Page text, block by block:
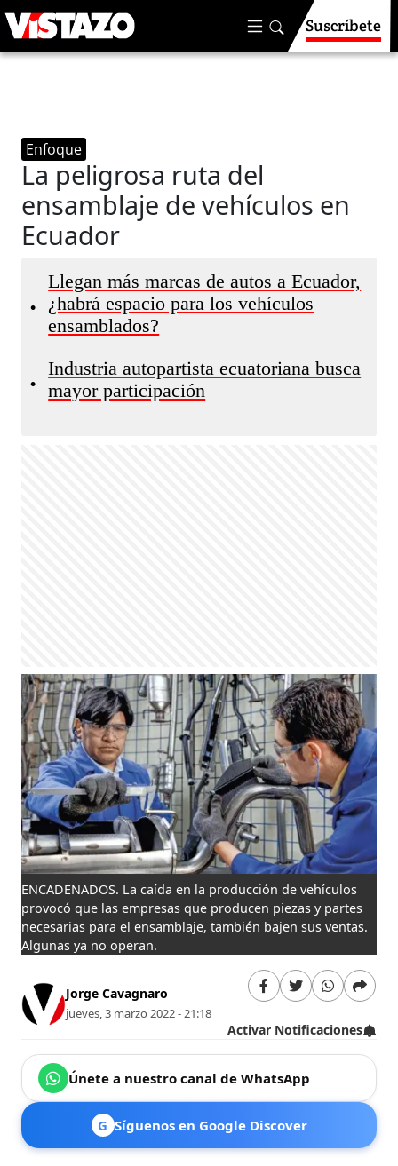
Suscríbete
Enfoque
La peligrosa ruta del
ensamblaje de vehículos en
Ecuador
•
Llegan más marcas de autos a Ecuador,
¿habrá espacio para los vehículos
ensamblados?
•
Industria autopartista ecuatoriana busca
mayor participación
ENCADENADOS. La caída en la producción de vehículos
provocó que las empresas que producen piezas y partes
necesarias para el ensamblaje, también bajen sus ventas.
Algunas ya no operan.
Jorge Cavagnaro
jueves, 3 marzo 2022 - 21:18
Activar Notificaciones
Únete a nuestro canal de WhatsApp
G Síguenos en Google Discover